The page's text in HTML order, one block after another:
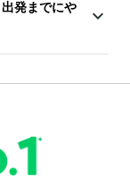
発までにや